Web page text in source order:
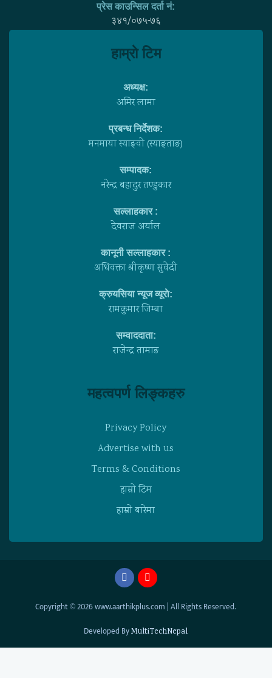
प्रेस काउन्सिल दर्ता नं:
३४१/०७५-७६
हाम्राे टिम
अध्यक्ष:
अमिर लामा
प्रबन्ध निर्देशक:
मनमाया स्याङ्वाे (स्याङ्ताङ)
सम्पादक:
नरेन्द्र बहादुर तण्डुकार
सल्लाहकार :
देवराज अर्याल
कानूनी सल्लाहकार :
अधिवक्ता श्रीकृष्ण सुवेदी
क्रुयसिया न्यूज व्यूराे:
रामकुमार जिम्बा
सम्वाददाता:
राजेन्द्र तामाङ
महत्वपर्ण लिङ्कहरु
Privacy Policy
Advertise with us
Terms & Conditions
हाम्राे टिम
हाम्राे बारेमा
Copyright © 2026 www.aarthikplus.com | All Rights Reserved.
Developed ByMultiTechNepal